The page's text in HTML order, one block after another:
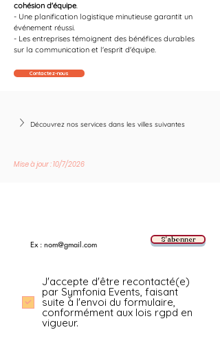
cohésion d'équipe.
- Une planification logistique minutieuse garantit un
événement réussi.
- Les entreprises témoignent des bénéfices durables
sur la communication et l'esprit d'équipe.
Contactez-nous
Découvrez nos services dans les villes suivantes
Mise à jour : 10/7/2026
S'abonner
J'accepte d'être recontacté(e)
par Symfonia Events, faisant
suite à l'envoi du formulaire,
conformément aux lois rgpd en
vigueur.